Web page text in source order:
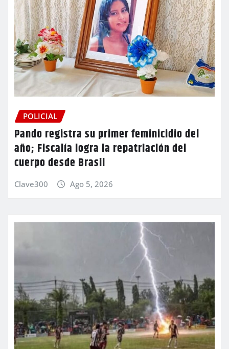
POLICIAL
Pando registra su primer feminicidio del
año; Fiscalía logra la repatriación del
cuerpo desde Brasil
Clave300 Ago 5, 2026